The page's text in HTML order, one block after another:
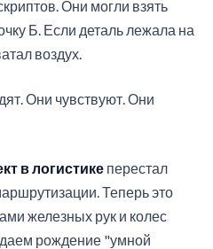
Они могли взять
Б. Если деталь лежала на
воздух.
Они чувствуют. Они
в логистике перестал
Теперь это
железных рук и колес
рождение "умной